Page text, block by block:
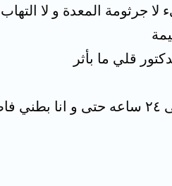
جرثومة المعدة و لا التهاب